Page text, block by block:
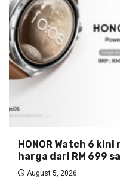
HONOR Watch 6
harga dari RM 699
August 5, 2026